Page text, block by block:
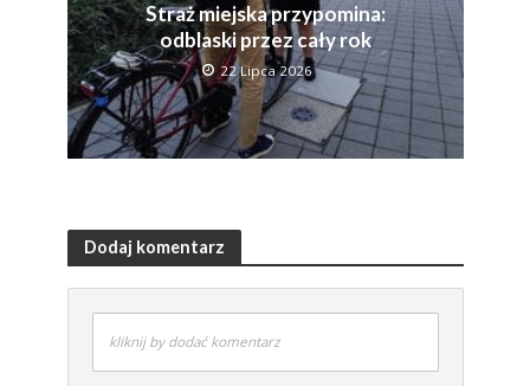
Straż miejska przypomina:
odblaski przez cały rok
22 Lipca 2026
Dodaj komentarz
kliknij by dodać komentarz